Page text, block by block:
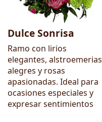
Dulce Sonrisa
Ramo con lirios
elegantes, alstroemerias
alegres y rosas
apasionadas. Ideal para
ocasiones especiales y
expresar sentimientos